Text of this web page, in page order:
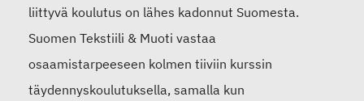
liittyvä koulutus on lähes kadonnut Suomesta.
Suomen Tekstiili & Muoti vastaa
osaamistarpeeseen kolmen tiiviin kurssin
täydennyskoulutuksella, samalla kun